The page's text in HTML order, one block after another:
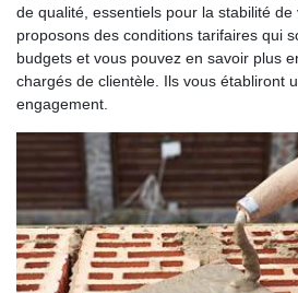
de qualité, essentiels pour la stabilité
proposons des conditions tarifaires qui
budgets et vous pouvez en savoir plus
chargés de clientèle. Ils vous établiront
engagement.